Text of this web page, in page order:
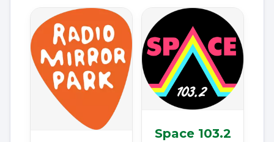
Space 103.2